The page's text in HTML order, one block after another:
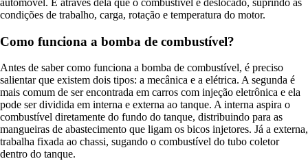
condições de trabalho, carga, rotação e temperatura do motor.
Como funciona a bomba de combustível?
Antes de saber como funciona a bomba de combustível, é preciso
salientar que existem dois tipos: a mecânica e a elétrica. A segunda é
mais comum de ser encontrada em carros com injeção eletrônica e ela
pode ser dividida em interna e externa ao tanque. A interna aspira o
combustível diretamente do fundo do tanque, distribuindo para as
mangueiras de abastecimento que ligam os bicos injetores. Já a externa,
trabalha fixada ao chassi, sugando o combustível do tubo coletor
dentro do tanque.